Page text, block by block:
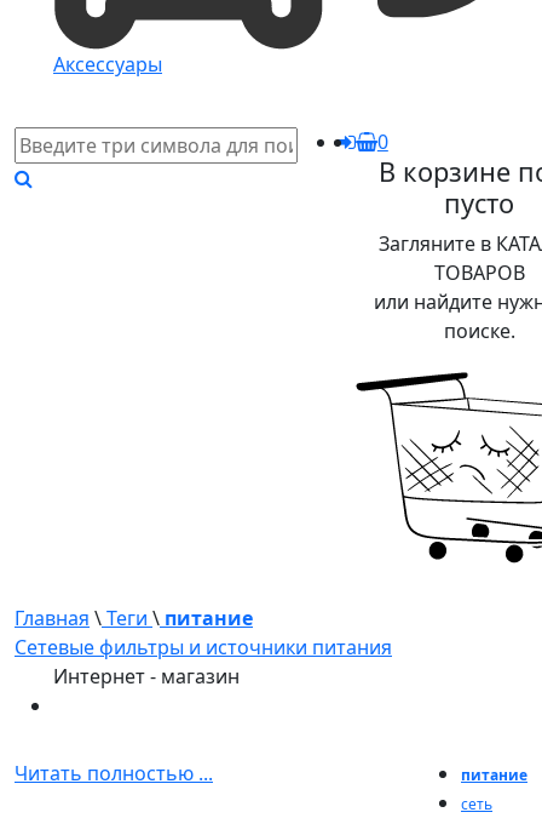
Аксессуары
0
В корзине
пусто
Загляните в
ТОВАРОВ
или найдите
поиске.
Главная \Теги \ питание
Сетевые фильтры и источники питания
Интернет - магазин
питание
сеть
Читать полностью ...